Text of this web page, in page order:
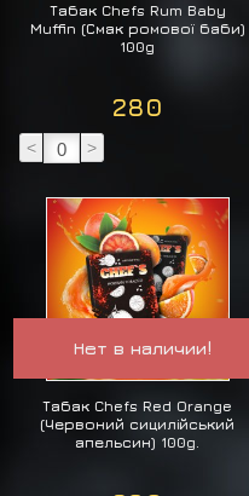
Табак Chefs Rum Baby
Muffin (Смак ромової баби)
100g
280
< >
Нет в наличии!
Табак Chefs Red Orange
(Червоний сицилійський
апельсин) 100g.